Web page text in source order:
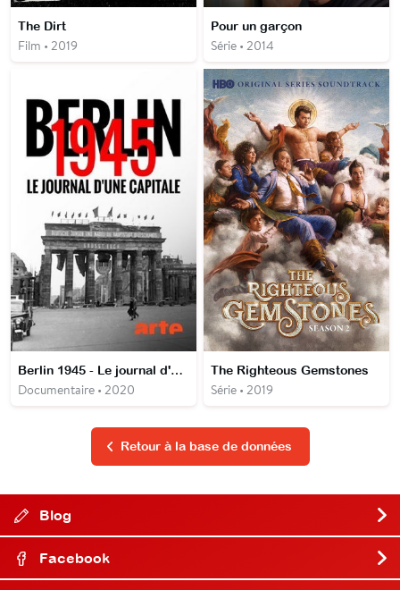
The Dirt
Film • 2019
Pour un garçon
Série • 2014
Berlin 1945 - Le journal d'une capitale
Documentaire • 2020
The Righteous Gemstones
Série • 2019
Retour à la base de données
Blog
Facebook